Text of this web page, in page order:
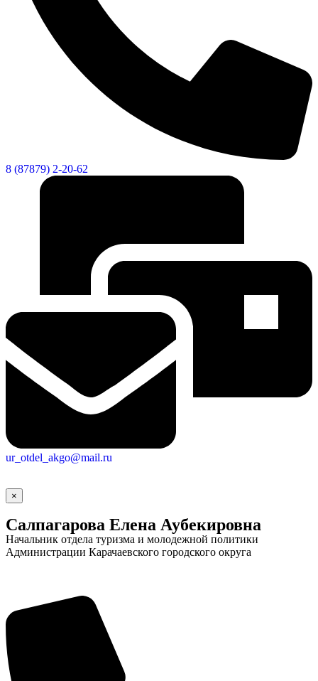
8 (87879) 2-20-62
ur_otdel_akgo@mail.ru
×
Салпагарова Елена Аубекировна
Начальник отдела туризма и молодежной политики
Администрации Карачаевского городского округа